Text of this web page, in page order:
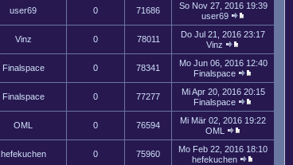
user69 0 71686
So Nov 27, 2016 19:39
user69
Vinz 0 78011
Do Jul 21, 2016 23:17
Vinz
Finalspace 0 78341
Mo Jun 06, 2016 12:40
Finalspace
Finalspace 0 77277
Mi Apr 20, 2016 20:15
Finalspace
OML 0 76594
Mi Mär 02, 2016 19:22
OML
hefekuchen 0 75960
Mo Feb 22, 2016 18:10
hefekuchen